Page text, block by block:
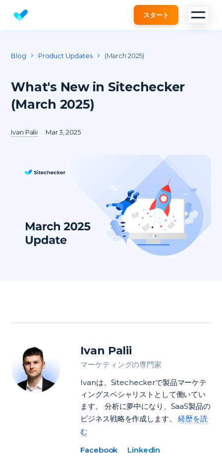
Website SEO checker & Audit tool スタート
Blog Product Updates (March 2025)
What's New in Sitechecker
(March 2025)
Ivan Palii Mar 3, 2025
Ivan Palii
マーケティングの専門家
Ivanは、Sitecheckerで製品マーケテ
ィングスペシャリストとして働いてい
ます。 分析に夢中になり、SaaS製品の
ビジネス戦略を作成します。経歴を読
む
Facebook
Linkedin